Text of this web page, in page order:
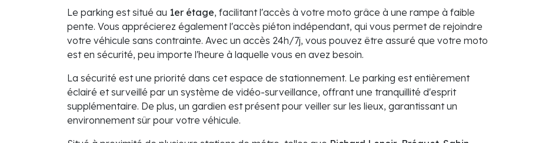
Le parking est situé au 1er étage, facilitant l'accès à votre moto grâce à une rampe à faible
pente. Vous apprécierez également l'accès piéton indépendant, qui vous permet de rejoindre
votre véhicule sans contrainte. Avec un accès 24h/7j, vous pouvez être assuré que votre moto
est en sécurité, peu importe l'heure à laquelle vous en avez besoin.
La sécurité est une priorité dans cet espace de stationnement. Le parking est entièrement
éclairé et surveillé par un système de vidéo-surveillance, offrant une tranquillité d'esprit
supplémentaire. De plus, un gardien est présent pour veiller sur les lieux, garantissant un
environnement sûr pour votre véhicule.